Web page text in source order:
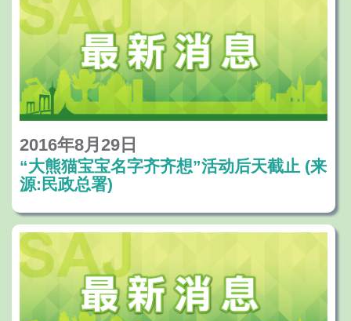
2016年8月29日
“大熊猫宝宝名字齐齐想”活动后天截止 (来
源:民政总署)